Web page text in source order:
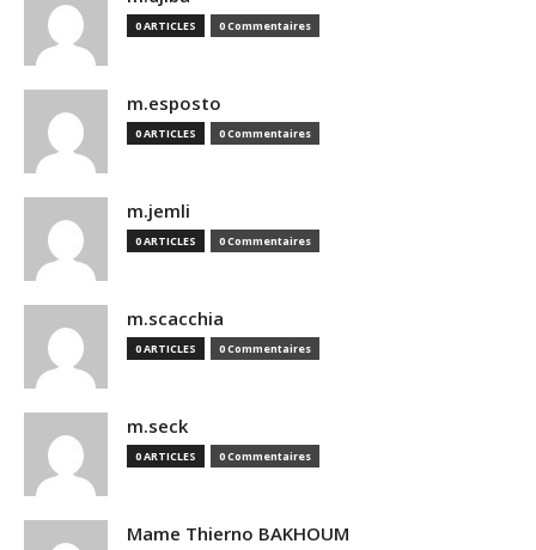
0 ARTICLES 0 Commentaires
m.esposto
0 ARTICLES 0 Commentaires
m.jemli
0 ARTICLES 0 Commentaires
m.scacchia
0 ARTICLES 0 Commentaires
m.seck
0 ARTICLES 0 Commentaires
Mame Thierno BAKHOUM